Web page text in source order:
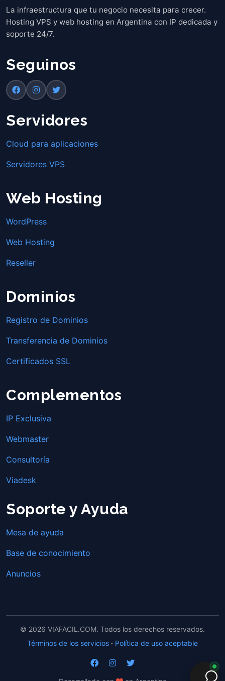
La infraestructura que tu negocio necesita para crecer.
Hosting VPS y web hosting en Argentina con IP dedicada y
soporte 24/7.
Seguinos
Servidores
Cloud para aplicaciones
Servidores VPS
Web Hosting
WordPress
Web Hosting
Reseller
Dominios
Registro de Dominios
Transferencia de Dominios
Certificados SSL
Complementos
IP Exclusiva
Webmaster
Consultoría
Viadesk
Soporte y Ayuda
Mesa de ayuda
Base de conocimiento
Anuncios
© 2026 VIAFACIL.COM. Todos los derechos reservados.
Términos de los servicios · Política de uso aceptable
pasar de plan.
×